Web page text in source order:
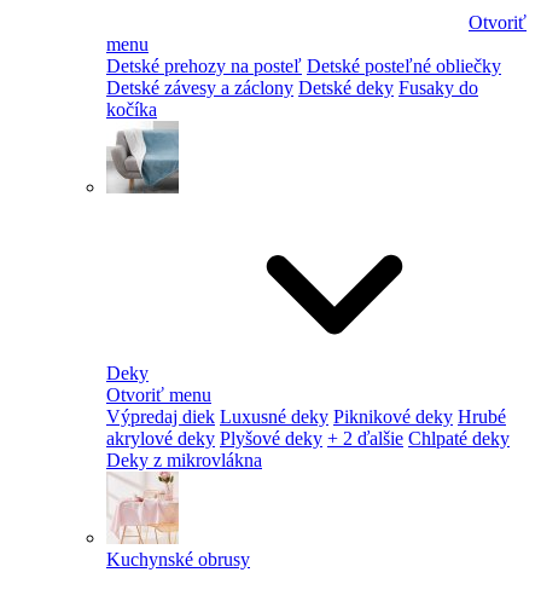
Otvoriť
menu
Detské prehozy na posteľ Detské posteľné obliečky
Detské závesy a záclony Detské deky Fusaky do
kočíka
Deky
Otvoriť menu
Výpredaj diek Luxusné deky Piknikové deky Hrubé
akrylové deky Plyšové deky + 2 ďalšie Chlpaté deky
Deky z mikrovlákna
Kuchynské obrusy